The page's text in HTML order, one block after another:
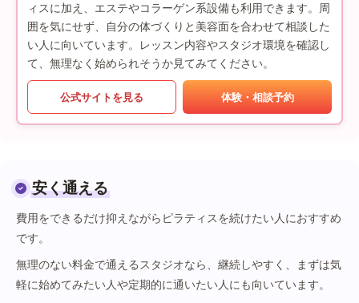
ィスに加え、エステやコラーゲン系設備も利用できます。周
囲を気にせず、自分の体づくりと美容面を合わせて相談した
い人に向いています。レッスン内容やスタジオ環境を確認し
て、無理なく始められそうか見てみてください。
公式サイトを見る 体験・相談予約
安く通える
費用をできるだけ抑えながらピラティスを続けたい人におすすめ
です。
無理のない料金で通えるスタジオなら、継続しやすく、まずは気
軽に始めてみたい人や定期的に通いたい人にも向いています。